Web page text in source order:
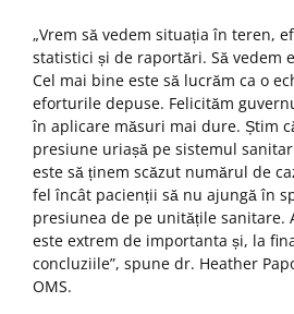
„Vrem să vedem situația în teren,
statistici și de raportări. Să vedem
Cel mai bine este să lucrăm ca o
eforturile depuse. Felicităm
în aplicare măsuri mai dure. Știm
presiune uriașă pe sistemul
este să ținem scăzut numărul de
fel încât pacienții să nu ajungă în
presiunea de pe unitățile sanitare.
este extrem de importanta și, la
concluziile”, spune dr. Heather
OMS.